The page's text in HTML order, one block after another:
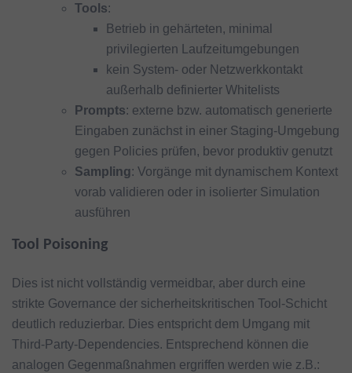
Tools:
Betrieb in gehärteten, minimal
privilegierten Laufzeitumgebungen
kein System- oder Netzwerkkontakt
außerhalb definierter Whitelists
Prompts: externe bzw. automatisch generierte
Eingaben zunächst in einer Staging-Umgebung
gegen Policies prüfen, bevor produktiv genutzt
Sampling: Vorgänge mit dynamischem Kontext
vorab validieren oder in isolierter Simulation
ausführen
Tool Poisoning
Dies ist nicht vollständig vermeidbar, aber durch eine
strikte Governance der sicherheitskritischen Tool-Schicht
deutlich reduzierbar. Dies entspricht dem Umgang mit
Third-Party-Dependencies. Entsprechend können die
analogen Gegenmaßnahmen ergriffen werden wie z.B.: